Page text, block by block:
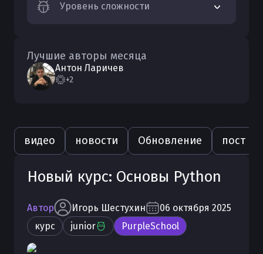
видео новости Обновление пост
Новый курс: Основы Python
Автор Игорь Шестухин
06 октября 2025
курс
junior PurpleSchool
Уровень сложности
Лучшие авторы месяца
Антон Ларичев
+2